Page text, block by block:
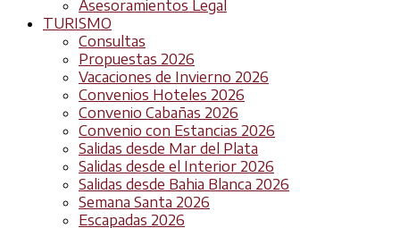
Asesoramientos Legal
TURISMO
Consultas
Propuestas 2026
Vacaciones de Invierno 2026
Convenios Hoteles 2026
Convenio Cabañas 2026
Convenio con Estancias 2026
Salidas desde Mar del Plata
Salidas desde el Interior 2026
Salidas desde Bahia Blanca 2026
Semana Santa 2026
Escapadas 2026